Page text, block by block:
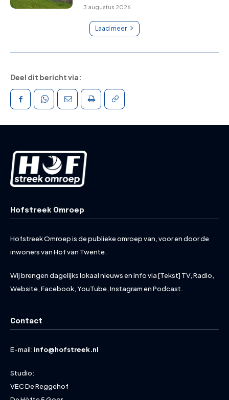
3 augustus 2026
Laad meer
Deel dit bericht via:
Hofstreek Omroep
Hofstreek Omroep is de publieke omroep van, voor en door de
inwoners van Hof van Twente.
Wij brengen dagelijks lokaal nieuws en info via [Tekst] TV, Radio,
Website, Facebook, YouTube, Instagram en Podcast.
Contact
E-mail: info@hofstreek.nl
Studio:
VEC De Reggehof